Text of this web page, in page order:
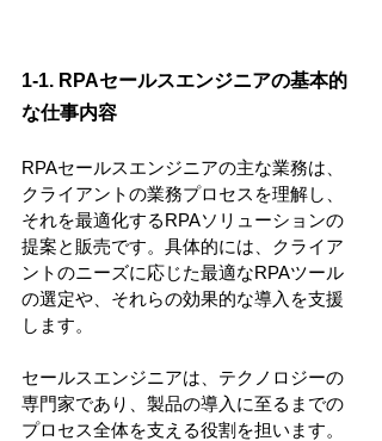
1-1. RPAセールスエンジニアの基本的
な仕事内容
RPAセールスエンジニアの主な業務は、
クライアントの業務プロセスを理解し、
それを最適化するRPAソリューションの
提案と販売です。具体的には、クライア
ントのニーズに応じた最適なRPAツール
の選定や、それらの効果的な導入を支援
します。
セールスエンジニアは、テクノロジーの
専門家であり、製品の導入に至るまでの
プロセス全体を支える役割を担います。